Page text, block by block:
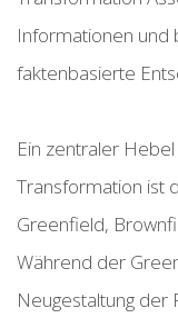
Informationen und
faktenbasierte
Ein zentraler
Transformation ist
Greenfield,
Während der
Neugestaltung